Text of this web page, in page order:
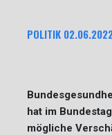
POLITIK
hat im
mögliche